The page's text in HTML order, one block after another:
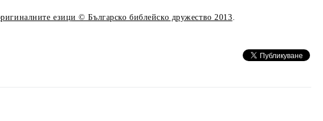
езици © Българско библейско дружество 2013